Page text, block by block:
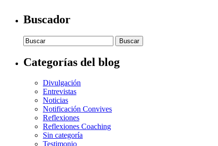
Buscador
Buscar:
Categorías del blog
Divulgación
Entrevistas
Noticias
Notificación Convives
Reflexiones
Reflexiones Coaching
Sin categoría
Testimonio